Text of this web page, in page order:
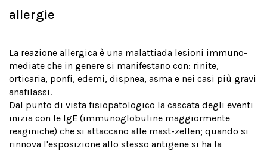
allergie
La reazione allergica è una malattiada lesioni immuno-
mediate che in genere si manifestano con: rinite,
orticaria, ponfi, edemi, dispnea, asma e nei casi più gravi
anafilassi.
Dal punto di vista fisiopatologico la cascata degli eventi
inizia con le IgE (immunoglobuline maggiormente
reaginiche) che si attaccano alle mast-zellen; quando si
rinnova l'esposizione allo stesso antigene si ha la